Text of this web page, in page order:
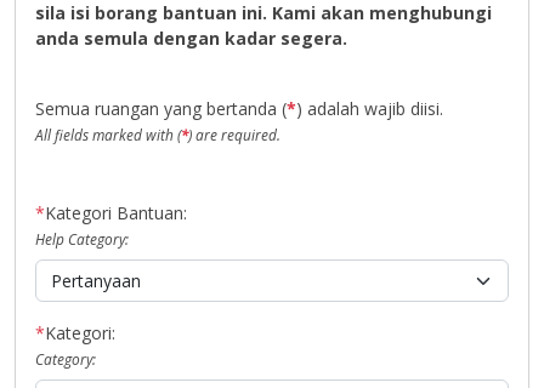
sila isi borang bantuan ini. Kami akan menghubungi
anda semula dengan kadar segera.
Semua ruangan yang bertanda (*) adalah wajib diisi.
All fields marked with (*) are required.
*Kategori Bantuan:
Help Category:
*Kategori:
Category: